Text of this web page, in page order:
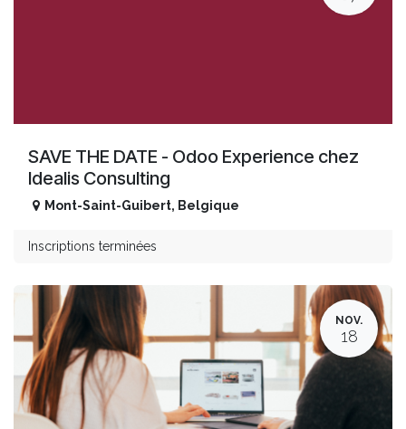
SAVE THE DATE - Odoo Experience chez
Idealis Consulting
Mont-Saint-Guibert, Belgique
Inscriptions terminées
NOV.
18